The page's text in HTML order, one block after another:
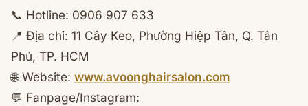
📞 Hotline: 0906 907 633
📍 Địa chỉ: 11 Cây Keo, Phường Hiệp Tân, Q. Tân
Phú, TP. HCM
🌐 Website: www.avoonghairsalon.com
💬 Fanpage/Instagram: